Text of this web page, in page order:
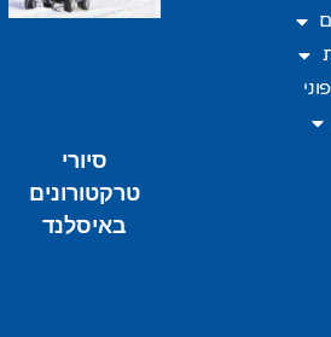
סיורי
טרקטורונים
באיסלנד